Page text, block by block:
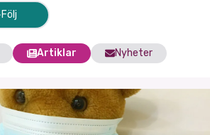
Följ
Artiklar Nyheter